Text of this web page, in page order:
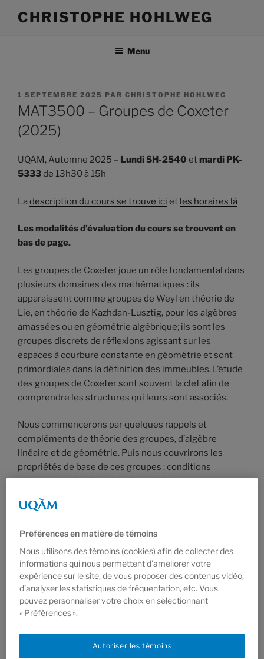
CHRISTOPHE HOHLWEG
Menu
PUBLIÉ
LE
1 SEPTEMBRE 2025 PAR CHRISTOPHE HOHLWEG
MAT3500 – Groupes de Coxeter
(2025)
UQAM, Automne 2025 – LundiSH-2540 etmardi PK-
5333de 13h30 à 15h
La description du cours se trouve ici et les horaires là
Les modalités d’évaluation du cours se trouvent en
bas de page.
Les groupes de Coxeter joue un rôle fondamental dans
plusieurs domaines des mathématiques : ils
apparaissent comme groupes de Weyl en théorie de
Lie, en théorie de Kazhdan-Lusztig, pour les algèbres
amassées ou en géométrie algébrique; ils sont les
groupes discrets de réflexions agissant sur les
espaces à courbure constante en géométrie et sont
primordiales dans la définition des immeubles. L’étude
des groupes de Coxeter sont souvent la clef afin de
comprendre les structures qui leurs sont associés.
Nous commencerons par quelques rappels et
compléments de théorie des groupes, d’algèbre
linéaire et de géométrie. Puis nous couvrirons les
propriétés de base de ces groupes : conditions
d’échange/réduction, théorème de Matsumoto,
racines. Nous utiliserons alors cette théorie pour
réflexions dans un espace euclidien ou hyperbolique
est un groupe de Coxeter.
Nous discuterons ensuite les liens entre les systèmes
de racines, l’ordre faible, l’ordre de Bruhat et le graphe
de Cayley munit de sa métrique géodésique.
Bibliographie
Préférences en matière de témoins
Nous utilisons des témoins (cookies) afin de collecter des
informations qui nous permettent d’améliorer votre
expérience sur le site, de vous proposer des contenus vidéo,
d’analyser les statistiques de fréquentation, etc. Vous
pouvez personnaliser votre choix en sélectionnant
« Préférences ».
Autoriser les témoins